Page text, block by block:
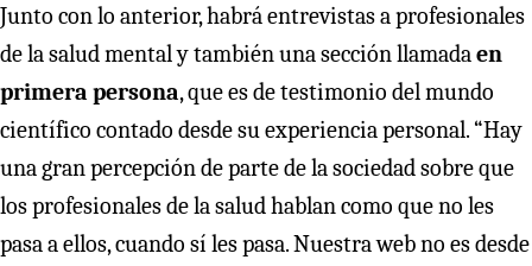
Junto con lo anterior, habrá entrevistas a profesionales
de la salud mental y también una sección llamadaen
primera persona, que es de testimonio del mundo
científico contado desde su experiencia personal. “Hay
una gran percepción de parte de la sociedad sobre que
los profesionales de la salud hablan como que no les
pasa a ellos, cuando sí les pasa. Nuestra web no es desde